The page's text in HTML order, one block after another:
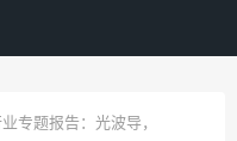
专题报告：光波导，